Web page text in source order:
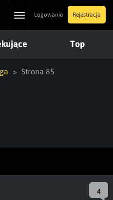
ToggleLogowanie Rejestracja
Top
Strona 85
4